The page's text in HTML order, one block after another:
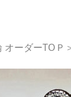
オーダーTOＰ